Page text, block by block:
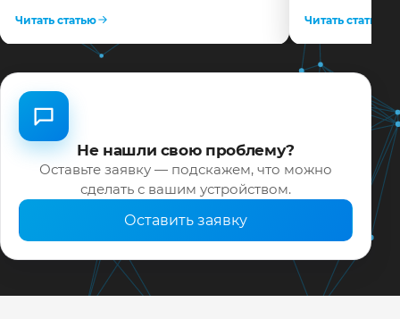
Читать статью Читать статью
Не нашли свою проблему?
Оставьте заявку — подскажем, что можно
сделать с вашим устройством.
Оставить заявку